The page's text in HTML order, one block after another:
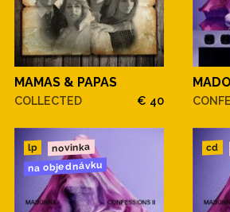
MAMAS & PAPAS
COLLECTED € 40
lp novinka
na objednávku
cd